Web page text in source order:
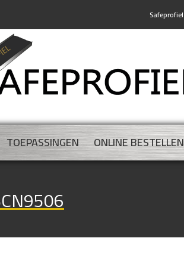
TOEPASSINGEN ONLINE BESTELLEN